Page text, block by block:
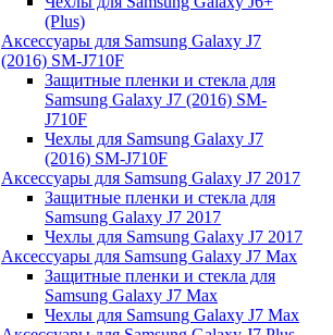
(Plus)
Аксессуары для Samsung Galaxy J7
(2016) SM-J710F
Защитные пленки и стекла для
Samsung Galaxy J7 (2016) SM-
J710F
Чехлы для Samsung Galaxy J7
(2016) SM-J710F
Аксессуары для Samsung Galaxy J7 2017
Защитные пленки и стекла для
Samsung Galaxy J7 2017
Чехлы для Samsung Galaxy J7 2017
Аксессуары для Samsung Galaxy J7 Max
Защитные пленки и стекла для
Samsung Galaxy J7 Max
Чехлы для Samsung Galaxy J7 Max